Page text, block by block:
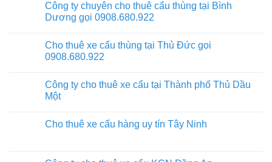
Công ty chuyên cho thuê cẩu thùng tại Bình
Dương gọi 0908.680.922
Cho thuê xe cẩu thùng tại Thủ Đức gọi
0908.680.922
Công ty cho thuê xe cẩu tại Thành phố Thủ Dầu
Một
Cho thuê xe cẩu hàng uy tín Tây Ninh